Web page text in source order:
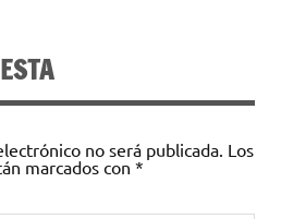
no será publicada. Los
marcados con *